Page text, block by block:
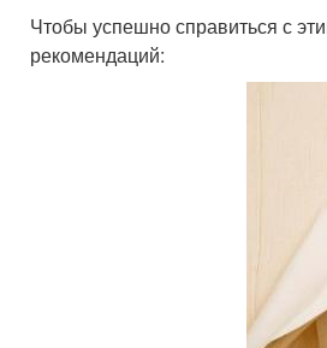
Чтобы успешно справиться с
рекомендаций: